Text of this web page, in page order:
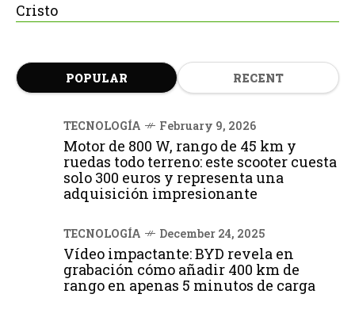
Cristo
POPULAR RECENT
TECNOLOGÍA February 9, 2026
Motor de 800 W, rango de 45 km y
ruedas todo terreno: este scooter cuesta
solo 300 euros y representa una
adquisición impresionante
TECNOLOGÍA December 24, 2025
Vídeo impactante: BYD revela en
grabación cómo añadir 400 km de
rango en apenas 5 minutos de carga